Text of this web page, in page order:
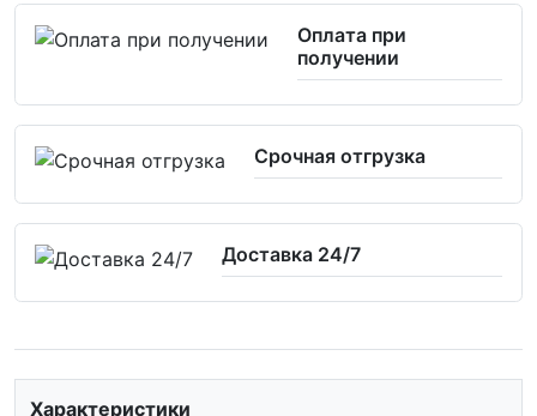
Оплата при
получении
Срочная отгрузка
Доставка 24/7
Характеристики